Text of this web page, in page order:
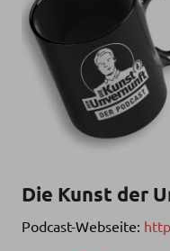
Die Kunst der
Podcast-Webseite: